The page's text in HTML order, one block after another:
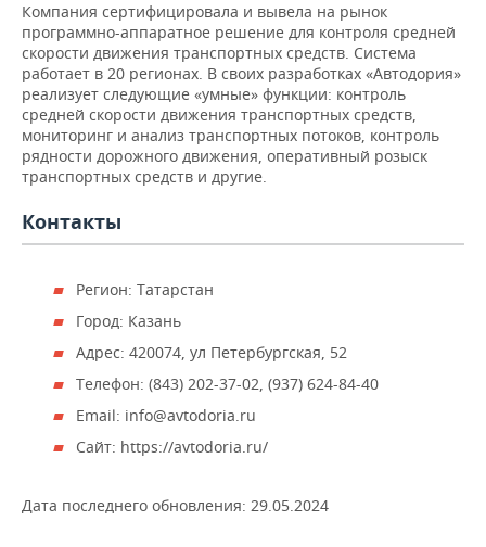
ИНВЕСТИЦИИ
НЕФТЕХИМИЯ
НЕФТЬ
ОПК
ЭНЕРГЕТИКА
НОВОСТИ БИЗНЕСА
РОЗНИЧНАЯ ТОРГОВЛЯ
ТРАНСПОРТ
УСЛУГИ
ТЕХНОЛОГИИ
НОВОСТИ ТЕХНОЛОГИЙ
IT
МЕДИА
ТЕЛЕКОММУНИКАЦИИ
МЕРОПРИЯТИЯ
НОВОСТИ МЕРОПРИЯТИЙ
ВЫЕЗДНАЯ РЕДАКЦИЯ
БИЗНЕС-БРАНЧИ
ОТКРЫТАЯ ЛЕКЦИЯ
СПОРТ
НОВОСТИ СПОРТА
ФУТБОЛ
БАСКЕТБОЛ
ВОЛЕЙБОЛ
КИБЕРСПОРТ
ВОДНЫЕ ВИДЫ СПОРТА
ОБЩЕСТВО
НОВОСТИ ОБЩЕСТВА
ИНФРАСТРУКТУРА
ИСТОРИЯ
КУЛЬТУРА
ОБРАЗОВАНИЕ
ФОТОГАЛЕРЕЯ
СПРАВОЧНИК
СПИСОК ПЕРСОН
СПИСОК КОМПАНИЙ
ПОЛНАЯ ВЕРСИЯ
Компания сертифицировала и вывела на рынок
программно-аппаратное решение для контроля средней
скорости движения транспортных средств. Система
работает в 20 регионах. В своих разработках «Автодория»
реализует следующие «умные» функции: контроль
средней скорости движения транспортных средств,
мониторинг и анализ транспортных потоков, контроль
рядности дорожного движения, оперативный розыск
транспортных средств и другие.
Контакты
Регион: Татарстан
Город: Казань
Адрес: 420074, ул Петербургская, 52
Телефон: (843) 202-37-02, (937) 624-84-40
Email: info@avtodoria.ru
Сайт: https://avtodoria.ru/
Дата последнего обновления: 29.05.2024